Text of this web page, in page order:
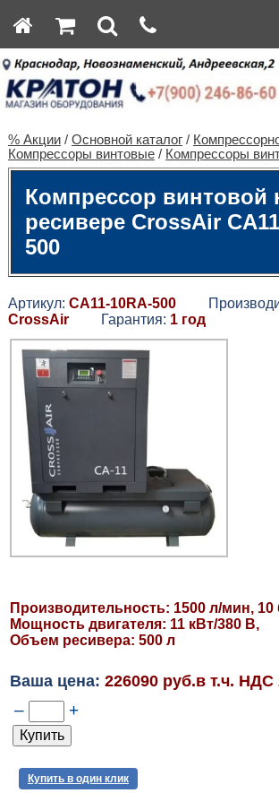
% Акции/ Основной каталог/
Компрессоры винтовые/ Компрессоры
Компрессор винтовой
ресивере CrossAir
500
Артикул: CA11-10RA-500
CrossAirГарантия: 1 год
Производительность: 1500 л/мин, 10
Мощность двигателя: 11 кВт/380 В,
Объем ресивера: 500 л
Ваша цена: 226090 руб.в т.ч. НДС
– +
Купить в один клик